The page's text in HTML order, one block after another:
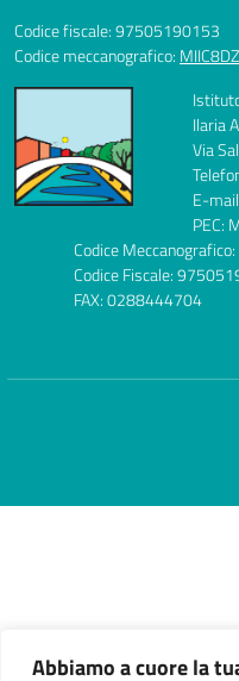
Abbiamo a cuore la
Codice fiscale: 97505190153
Codice meccanografico:
Ilaria
Via
E-
PEC:
Codice
Codice Fiscale:
FAX: 0288444704